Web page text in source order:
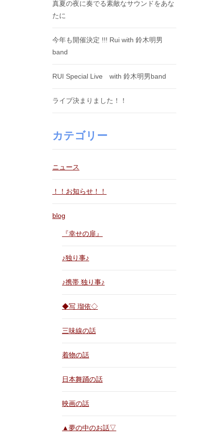
真夏の夜に奏でる素敵なサウンドをあな
たに
今年も開催決定 !!! Rui with 鈴木明男
band
RUI Special Live with 鈴木明男band
ライブ決まりました！！
カテゴリー
ニュース
！！お知らせ！！
blog
『幸せの扉』
♪独り事♪
♪携帯 独り事♪
◆写 瑠依◇
三味線の話
着物の話
日本舞踊の話
映画の話
▲夢の中のお話▽